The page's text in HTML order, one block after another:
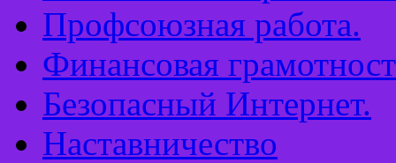
Профсоюзная работа.
Финансовая
Безопасный Интернет.
Наставничество